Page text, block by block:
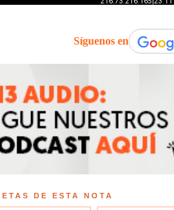
Síguenos en
DE ESTA NOTA